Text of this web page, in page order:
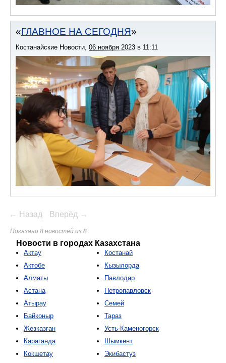
ГЛАВНОЕ НА СЕГОДНЯ
Костанайские Новости 06 ноября 2023 в 11:11
← Назад Вперёд →
Показано 8 новостей из 8
Новости в городах Казахстана
Актау
Актобе
Алматы
Астана
Атырау
Байконыр
Жезказган
Караганда
Кокшетау
Костанай
Кызылорда
Павлодар
Петропавловск
Семей
Тараз
Усть-Каменогорск
Шымкент
Экибастуз